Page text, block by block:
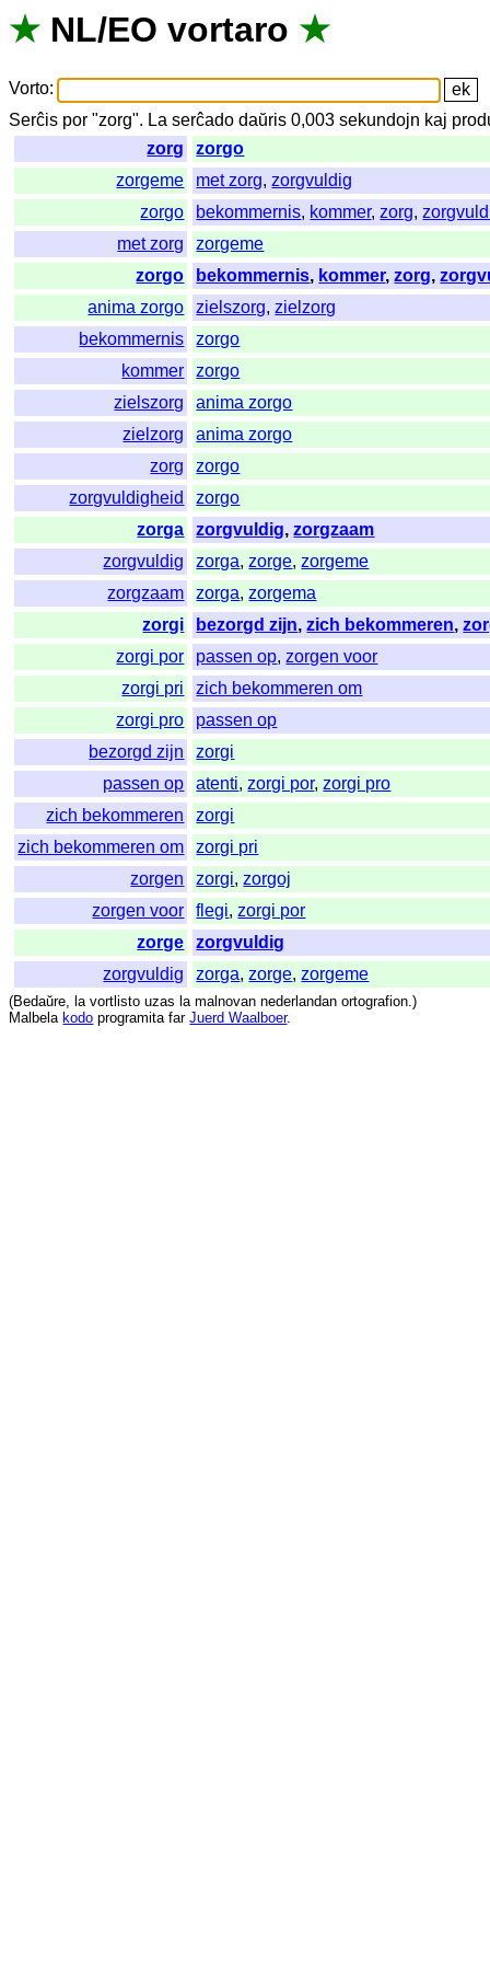
★ NL/EO vortaro ★
Vorto:
Serĉis por "zorg". La serĉado daŭris 0,003sekundojn kaj
zorg
zorgo
zorgeme
met zorg,zorgvuldig
zorgo
bekommernis, kommer,zorg,
met zorg
zorgeme
zorgo
bekommernis, kommer,zorg,
anima zorgo
zielszorg,zielzorg
bekommernis
zorgo
kommer
zorgo
zielszorg
anima zorgo
zielzorg
anima zorgo
zorg
zorgo
zorgvuldigheid
zorgo
zorga
zorgvuldig,zorgzaam
zorgvuldig
zorga,zorge,zorgeme
zorgzaam
zorga,zorgema
zorgi
bezorgd zijn,zich bekommeren,
zorgi por
passen op,zorgen voor
zorgi pri
zich bekommeren om
zorgi pro
passen op
bezorgd zijn
zorgi
passen op
atenti,zorgi por,zorgi pro
zich bekommeren
zorgi
zich bekommeren om
zorgi pri
zorgen
zorgi,zorgoj
zorgen voor
flegi,zorgi por
zorge
zorgvuldig
zorgvuldig
zorga,zorge,zorgeme
(Bedaŭre, la vortlisto uzas la malnovan nederlandan ortografion.)
Malbela kodo programita far Juerd Waalboer.